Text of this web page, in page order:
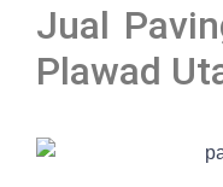
Jual
Plawad